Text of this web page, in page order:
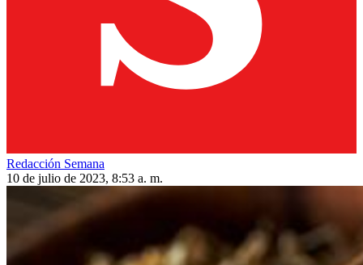
Redacción Semana
10 de julio de 2023, 8:53 a. m.